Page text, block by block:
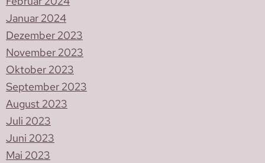
Januar 2024
Dezember 2023
November 2023
Oktober 2023
September 2023
August 2023
Juli 2023
Juni 2023
Mai 2023